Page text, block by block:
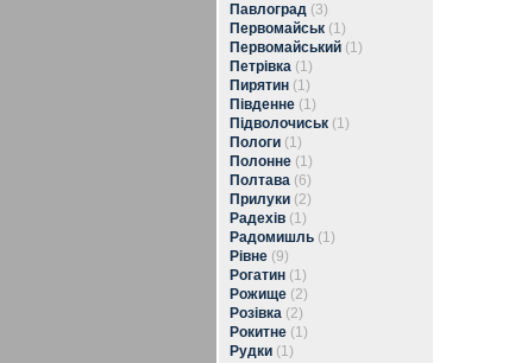
Павлоград (3)
Первомайськ (1)
Первомайський (1)
Петрівка (1)
Пирятин (1)
Південне (1)
Підволочиськ (1)
Пологи (1)
Полонне (1)
Полтава (6)
Прилуки (2)
Радехів (1)
Радомишль (1)
Рівне (9)
Рогатин (1)
Рожище (2)
Розівка (2)
Рокитне (1)
Рудки (1)